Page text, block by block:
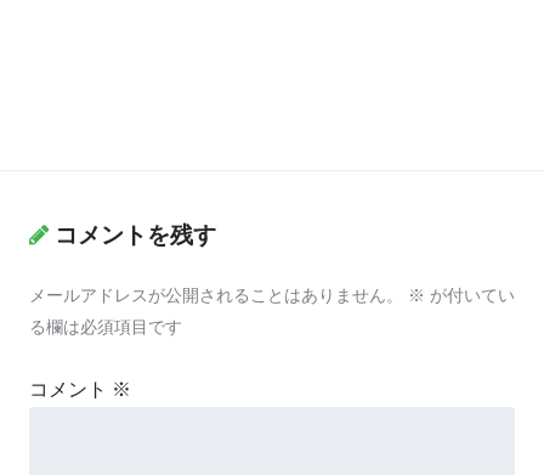
コメントを残す
メールアドレスが公開されることはありません。 ※ が付いてい
る欄は必須項目です
コメント ※